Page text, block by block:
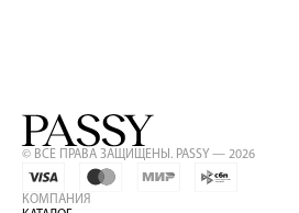
© ВСЕ ПРАВА ЗАЩИЩЕНЫ. PASSY — 2026
КОМПАНИЯ